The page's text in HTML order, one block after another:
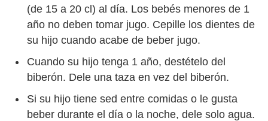
(de 15 a 20 cl) al día. Los bebés menores de 1
año no deben tomar jugo. Cepille los dientes de
su hijo cuando acabe de beber jugo.
Cuando su hijo tenga 1 año, destételo del
biberón. Dele una taza en vez del biberón.
Si su hijo tiene sed entre comidas o le gusta
beber durante el día o la noche, dele solo agua.